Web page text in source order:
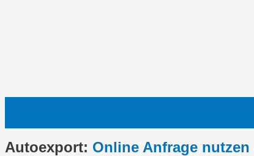
Autoexport: Online Anfrage nutzen